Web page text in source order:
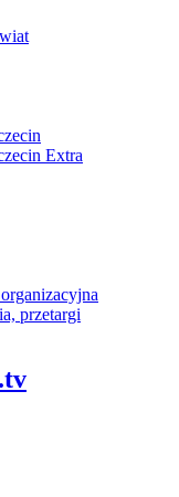
Extra
przetargi